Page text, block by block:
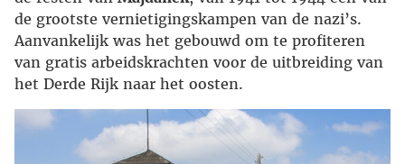
de grootste vernietigingskampen van de nazi’s.
Aanvankelijk was het gebouwd om te profiteren
van gratis arbeidskrachten voor de uitbreiding van
het Derde Rijk naar het oosten.